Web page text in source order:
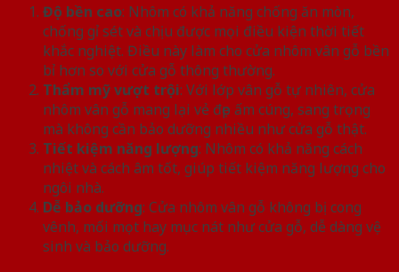
Độ bền cao: Nhôm có khả năng chống ăn mòn,
chống gỉ sét và chịu được mọi điều kiện thời tiết
khắc nghiệt. Điều này làm cho cửa nhôm vân gỗ bền
bỉ hơn so với cửa gỗ thông thường.
Thẩm mỹ vượt trội: Với lớp vân gỗ tự nhiên, cửa
nhôm vân gỗ mang lại vẻ đẹp ấm cúng, sang trọng
mà không cần bảo dưỡng nhiều như cửa gỗ thật.
Tiết kiệm năng lượng: Nhôm có khả năng cách
nhiệt và cách âm tốt, giúp tiết kiệm năng lượng cho
ngôi nhà.
Dễ bảo dưỡng: Cửa nhôm vân gỗ không bị cong
vênh, mối mọt hay mục nát như cửa gỗ, dễ dàng vệ
sinh và bảo dưỡng.